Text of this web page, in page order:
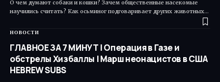
О чем думают собаки и кошки? Зачем общественные насекомые
научились считать? Как осьминог подговаривает других животных…
НОВОСТИ
ГЛАВНОЕ ЗА 7 МИНУТ | Операция в Газе и
обстрелы Хизбаллы | Марш неонацистов в США
HEBREW SUBS